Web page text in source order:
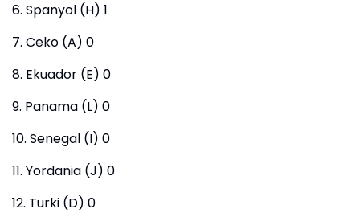
6. Spanyol (H) 1
7. Ceko (A) 0
8. Ekuador (E) 0
9. Panama (L) 0
10. Senegal (I) 0
11. Yordania (J) 0
12. Turki (D) 0